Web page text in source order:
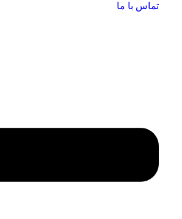
تماس با ما